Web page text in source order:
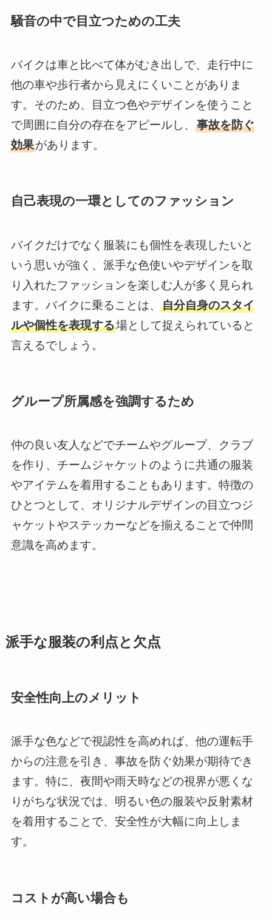
騒音の中で目立つための工夫
バイクは車と比べて体がむき出しで、走行中に
他の車や歩行者から見えにくいことがありま
す。そのため、目立つ色やデザインを使うこと
で周囲に自分の存在をアピールし、 事故を防ぐ
効果があります。
自己表現の一環としてのファッション
バイクだけでなく服装にも個性を表現したいと
いう思いが強く、派手な色使いやデザインを取
り入れたファッションを楽しむ人が多く見られ
ます。バイクに乗ることは、 自分自身のスタイ
ルや個性を表現する場として捉えられていると
言えるでしょう。
グループ所属感を強調するため
仲の良い友人などでチームやグループ、クラブ
を作り、チームジャケットのように共通の服装
やアイテムを着用することもあります。特徴の
ひとつとして、オリジナルデザインの目立つジ
ャケットやステッカーなどを揃えることで仲間
意識を高めます。
派手な服装の利点と欠点
安全性向上のメリット
派手な色などで視認性を高めれば、他の運転手
からの注意を引き、事故を防ぐ効果が期待でき
ます。特に、夜間や雨天時などの視界が悪くな
りがちな状況では、明るい色の服装や反射素材
を着用することで、安全性が大幅に向上しま
す。
コストが高い場合も